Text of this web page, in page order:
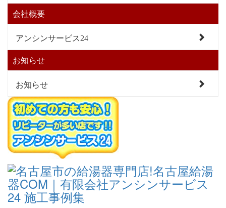
会社概要
アンシンサービス24
お知らせ
お知らせ